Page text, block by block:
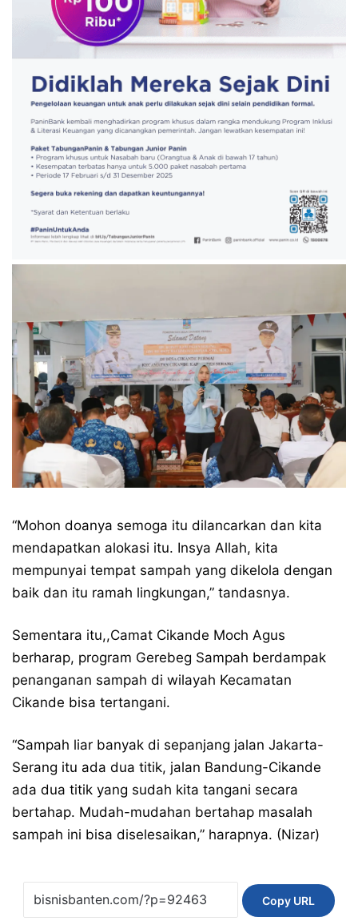
“Mohon doanya semoga itu dilancarkan dan kita
mendapatkan alokasi itu. Insya Allah, kita
mempunyai tempat sampah yang dikelola dengan
baik dan itu ramah lingkungan,” tandasnya.
Sementara itu,,Camat Cikande Moch Agus
berharap, program Gerebeg Sampah berdampak
penanganan sampah di wilayah Kecamatan
Cikande bisa tertangani.
“Sampah liar banyak di sepanjang jalan Jakarta-
Serang itu ada dua titik, jalan Bandung-Cikande
ada dua titik yang sudah kita tangani secara
bertahap. Mudah-mudahan bertahap masalah
sampah ini bisa diselesaikan,” harapnya. (Nizar)
Copy URL